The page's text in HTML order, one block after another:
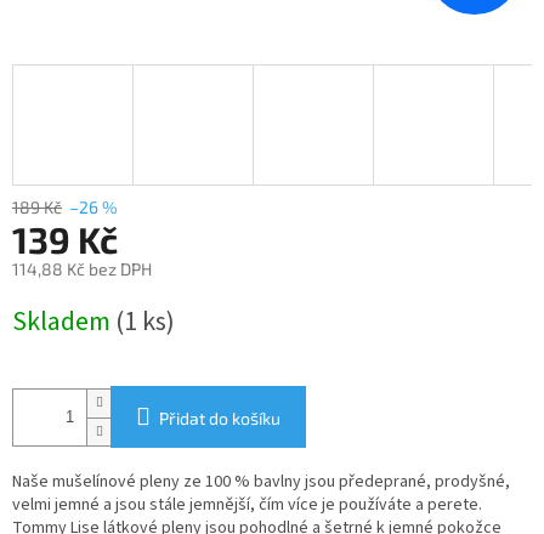
189 Kč –26 %
139 Kč
114,88 Kč bez DPH
cena:
Skladem (1 ks)
Přidat do košíku
Naše mušelínové pleny ze 100 % bavlny jsou předeprané, prodyšné,
velmi jemné a jsou stále jemnější, čím více je používáte a perete.
Tommy Lise látkové pleny jsou pohodlné a šetrné k jemné pokožce